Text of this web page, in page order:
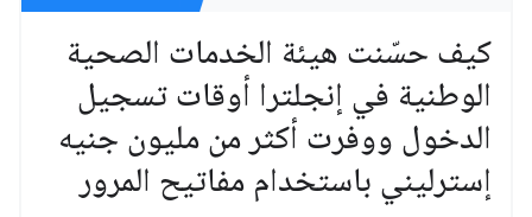
كيف حسّنت هيئة الخدمات الصحية
الوطنية في إنجلترا أوقات تسجيل
الدخول ووفرت أكثر من مليون جنيه
إسترليني باستخدام مفاتيح المرور